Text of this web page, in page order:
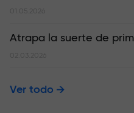
01.05.2026
Atrapa la suerte de
02.03.2026
Ver todo